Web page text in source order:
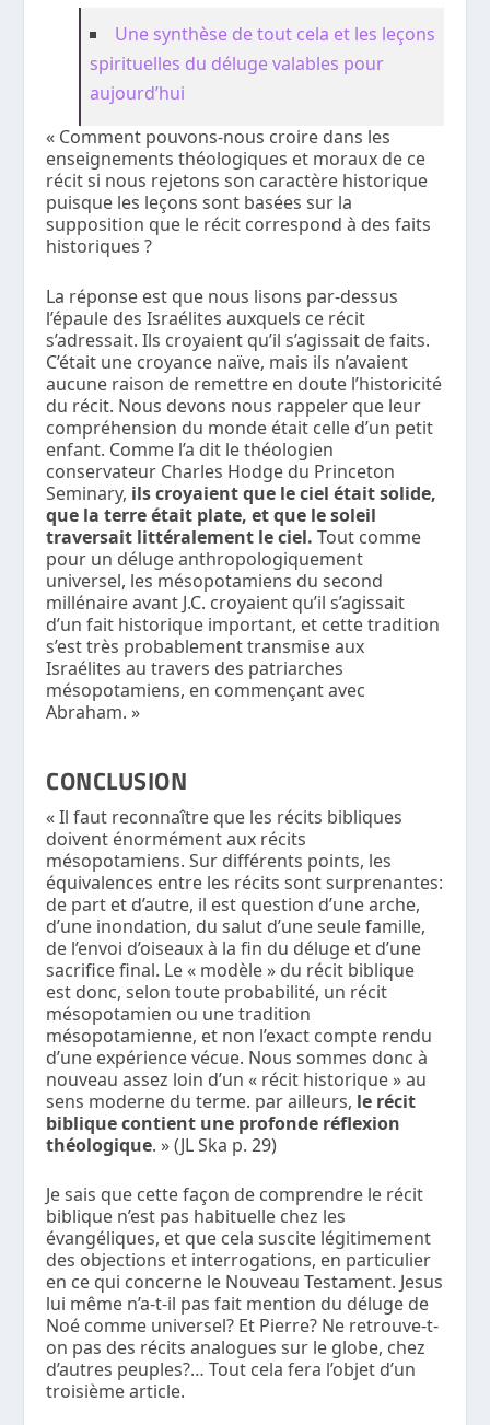
Une synthèse de tout cela et les leçons
spirituelles du déluge valables pour
aujourd’hui
« Comment pouvons-nous croire dans les
enseignements théologiques et moraux de ce
récit si nous rejetons son caractère historique
puisque les leçons sont basées sur la
supposition que le récit correspond à des faits
historiques ?
La réponse est que nous lisons par-dessus
l’épaule des Israélites auxquels ce récit
s’adressait. Ils croyaient qu’il s’agissait de faits.
C’était une croyance naïve, mais ils n’avaient
aucune raison de remettre en doute l’historicité
du récit. Nous devons nous rappeler que leur
compréhension du monde était celle d’un petit
enfant. Comme l’a dit le théologien
conservateur Charles Hodge du Princeton
Seminary, ils croyaient que le ciel était solide,
que la terre était plate, et que le soleil
traversait littéralement le ciel. Tout comme
pour un déluge anthropologiquement
universel, les mésopotamiens du second
millénaire avant J.C. croyaient qu’il s’agissait
d’un fait historique important, et cette tradition
s’est très probablement transmise aux
Israélites au travers des patriarches
mésopotamiens, en commençant avec
Abraham. »
CONCLUSION
« Il faut reconnaître que les récits bibliques
doivent énormément aux récits
mésopotamiens. Sur différents points, les
équivalences entre les récits sont surprenantes:
de part et d’autre, il est question d’une arche,
d’une inondation, du salut d’une seule famille,
de l’envoi d’oiseaux à la fin du déluge et d’une
sacrifice final. Le « modèle » du récit biblique
est donc, selon toute probabilité, un récit
mésopotamien ou une tradition
mésopotamienne, et non l’exact compte rendu
d’une expérience vécue. Nous sommes donc à
nouveau assez loin d’un « récit historique » au
sens moderne du terme. par ailleurs, le récit
biblique contient une profonde réflexion
théologique. » (JL Ska p. 29)
Je sais que cette façon de comprendre le récit
biblique n’est pas habituelle chez les
évangéliques, et que cela suscite légitimement
des objections et interrogations, en particulier
en ce qui concerne le Nouveau Testament. Jesus
lui même n’a-t-il pas fait mention du déluge de
Noé comme universel? Et Pierre? Ne retrouve-t-
on pas des récits analogues sur le globe, chez
d’autres peuples?… Tout cela fera l’objet d’un
troisième article.